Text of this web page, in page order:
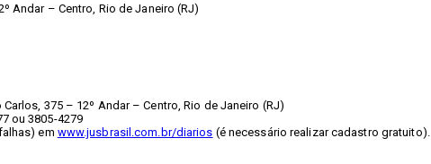
Andar – Centro, Rio de Janeiro (RJ)
375 – 12º Andar – Centro, Rio de Janeiro (RJ)
ou 3805-4279
em www.jusbrasil.com.br/diarios (é necessário realizar cadastro gratuito).